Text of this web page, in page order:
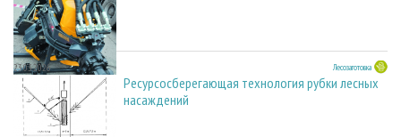
23.03.2026 Лесозаготовка
Ресурсосберегающая технология рубки лесных
насаждений